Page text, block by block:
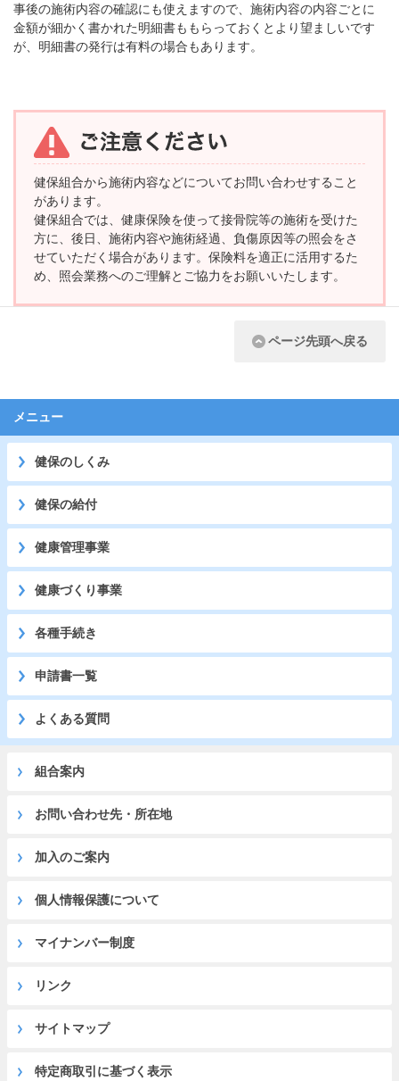
事後の施術内容の確認にも使えますので、施術内容の内容ごとに
金額が細かく書かれた明細書ももらっておくとより望ましいです
が、明細書の発行は有料の場合もあります。
健保組合から施術内容などについてお問い合わせすること
があります。
健保組合では、健康保険を使って接骨院等の施術を受けた
方に、後日、施術内容や施術経過、負傷原因等の照会をさ
せていただく場合があります。保険料を適正に活用するた
め、照会業務へのご理解とご協力をお願いいたします。
ページ先頭へ戻る
メニュー
健保のしくみ
健保の給付
健康管理事業
健康づくり事業
各種手続き
申請書一覧
よくある質問
組合案内
お問い合わせ先・所在地
加入のご案内
個人情報保護について
マイナンバー制度
リンク
サイトマップ
特定商取引に基づく表示